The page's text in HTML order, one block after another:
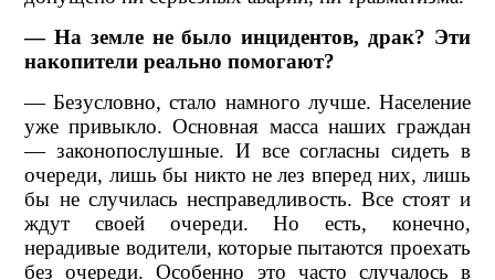
— На земле не было инцидентов, драк? Эти
накопители реально помогают?
— Безусловно, стало намного лучше. Население
уже привыкло. Основная масса наших граждан
— законопослушные. И все согласны сидеть в
очереди, лишь бы никто не лез вперед них, лишь
бы не случилась несправедливость. Все стоят и
ждут своей очереди. Но есть, конечно,
нерадивые водители, которые пытаются проехать
без очереди. Особенно это часто случалось в